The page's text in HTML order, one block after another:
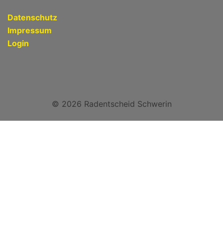
Datenschutz
Impressum
Login
© 2026 Radentscheid Schwerin